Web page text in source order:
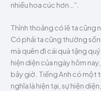
nhiều hoa cúc hơn…”.
Thỉnh thoảng có lẽ ta cũng
Có phải ta cũng thường
mà quên đi cái quà tặng
hiện diện của ngày hôm
bây giờ. Tiếng Anh có một
nghĩa là hiện tại, sự hiện